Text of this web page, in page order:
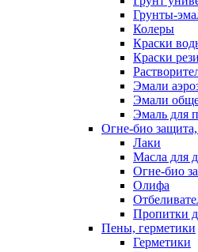
Грунты-
Колеры
Краски
Краски
Эмали
Эмали
Эмаль для
Огне-био
Лаки
Масла для
Огне-био
Олифа
Пропитки
Пены, герметики
Герметики